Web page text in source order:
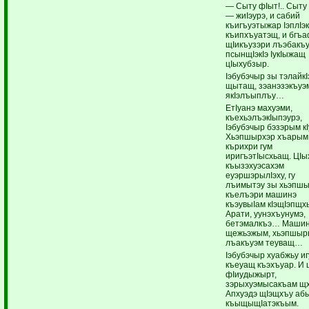
— Сыту фIыт!.. Сыту
— жиIэурэ, и сабий
къигъуэтыжар
къипхъуатэщ, и
щIикъузэри
псынщIэкIэ IукIыжащ
цIыхубзыр.
Iэбубэчыр зы
щытащ,
якIэлъыплъу…
ЕтIуанэ махуэми,
къехьэлъэкIыпэурэ,
Iэбубэчыр бэзэрым
Хьэпшырхэр хъарым
кърихри гум
иригъэтIысхьащ.
къызэхуэсахэм
еуэршэрылIэху, гу
лъимытэу зы
къелъэри машинэ
къэувыIам
Арати, уунэхъунумэ,
бетэмалкъэ…
щежьэжым,
лъакъуэм теуващ…
Iэбубэчыр хуабжьу
къеуащ къэхъуар. И
фIиудыжырт,
зэрыхуэмысакъам
Апхуэдэ щIэщхъу
къыщыщIатэкъым.